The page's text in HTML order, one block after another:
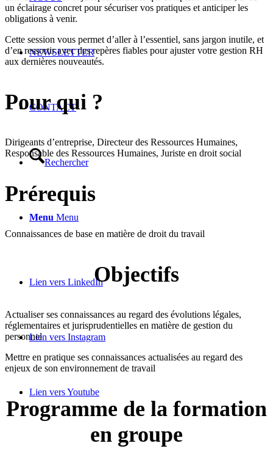
NEWSLETTER
CONTACT
Rechercher
Menu Menu
Lien vers LinkedIn
Lien vers Instagram
Lien vers Youtube
un éclairage concret pour sécuriser vos pratiques et anticiper les
obligations à venir.
Cette session vous permet d’aller à l’essentiel, sans jargon inutile, et
d’en ressortir avec des repères fiables pour ajuster votre gestion RH
aux dernières nouveautés.
Pour qui ?
Dirigeants d’entreprise, Directeur des Ressources Humaines,
Responsable des Ressources Humaines, Juriste en droit social
Prérequis
Connaissances de base en matière de droit du travail
Objectifs
Actualiser ses connaissances au regard des évolutions légales,
réglementaires et jurisprudentielles en matière de gestion du
personnel
Mettre en pratique ses connaissances actualisées au regard des
enjeux de son environnement de travail
Programme de la formation
en groupe